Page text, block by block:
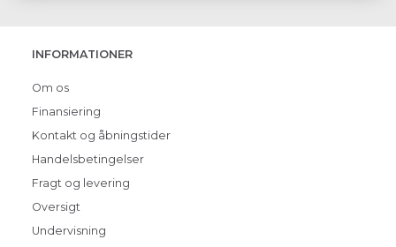
INFORMATIONER
Om os
Finansiering
Kontakt og åbningstider
Handelsbetingelser
Fragt og levering
Oversigt
Undervisning